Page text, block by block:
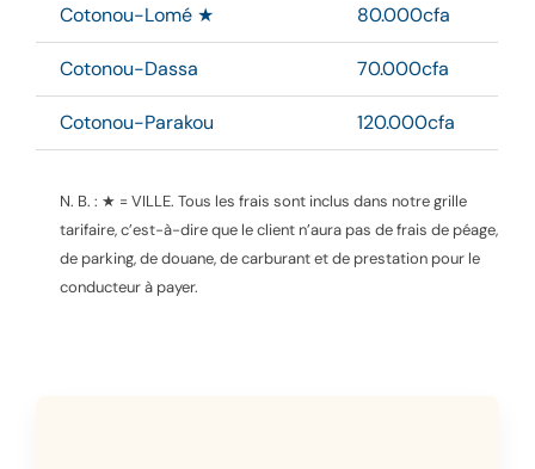
Cotonou-Lomé ★ 80.000cfa
Cotonou-Dassa 70.000cfa
Cotonou-Parakou 120.000cfa
N. B. : ★ = VILLE. Tous les frais sont inclus dans notre grille
tarifaire, c’est-à-dire que le client n’aura pas de frais de péage,
de parking, de douane, de carburant et de prestation pour le
conducteur à payer.